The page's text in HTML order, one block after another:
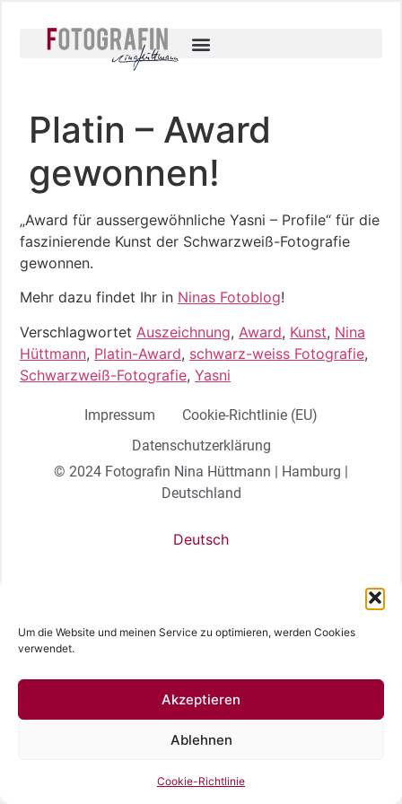
Um die Website und meinen Service zu optimieren, werden Cookies
verwendet.
Akzeptieren
Ablehnen
Cookie-Richtlinie
Platin – Award
gewonnen!
„Award für aussergewöhnliche Yasni – Profile“ für die
faszinierende Kunst der Schwarzweiß-Fotografie
gewonnen.
Mehr dazu findet Ihr in Ninas Fotoblog!
Verschlagwortet Auszeichnung, Award, Kunst, Nina
Hüttmann, Platin-Award, schwarz-weiss Fotografie,
Schwarzweiß-Fotografie, Yasni
Impressum
Cookie-Richtlinie (EU)
Datenschutzerklärung
© 2024 Fotografin Nina Hüttmann | Hamburg |
Deutschland
Deutsch